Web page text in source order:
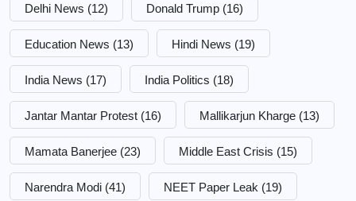
Delhi News (12) Donald Trump (16)
Education News (13) Hindi News (19)
India News (17) India Politics (18)
Jantar Mantar Protest (16) Mallikarjun Kharge (13)
Mamata Banerjee (23) Middle East Crisis (15)
Narendra Modi (41) NEET Paper Leak (19)